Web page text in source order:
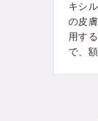
キシ
の皮
用す
で、